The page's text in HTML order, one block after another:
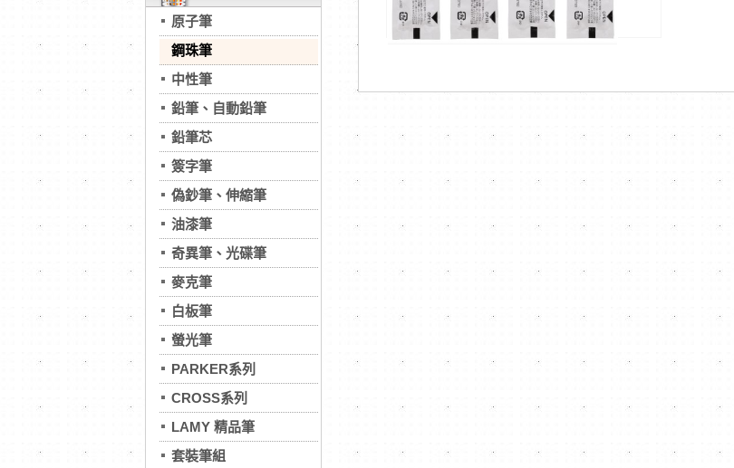
原子筆
鋼珠筆
中性筆
鉛筆、自動鉛筆
鉛筆芯
簽字筆
偽鈔筆、伸縮筆
油漆筆
奇異筆、光碟筆
麥克筆
白板筆
螢光筆
PARKER系列
CROSS系列
LAMY 精品筆
套裝筆組